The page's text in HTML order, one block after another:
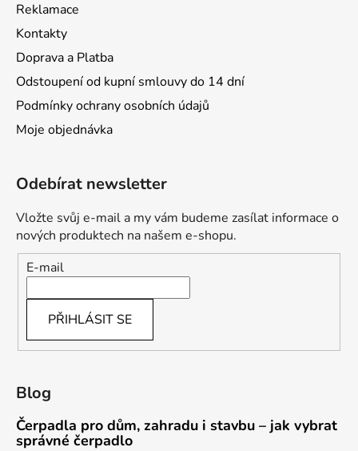
Reklamace
Kontakty
Doprava a Platba
Odstoupení od kupní smlouvy do 14 dní
Podmínky ochrany osobních údajů
Moje objednávka
Odebírat newsletter
Vložte svůj e-mail a my vám budeme zasílat informace o
nových produktech na našem e-shopu.
E-mail
PŘIHLÁSIT SE
Blog
Čerpadla pro dům, zahradu i stavbu – jak vybrat
správné čerpadlo